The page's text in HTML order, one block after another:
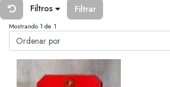
Filtros Filtrar
Mostrando 1 de 1